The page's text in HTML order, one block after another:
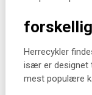
Herrecykler
især er designet
mest populære